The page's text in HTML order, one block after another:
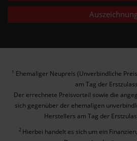
1 Ehemaliger Neupreis (Unverbindliche
am Tag der
Der errechnete Preisvorteil sowie die
sich gegenüber der ehemaligen
Herstellers am Tag der
2 Hierbei handelt es sich um ein